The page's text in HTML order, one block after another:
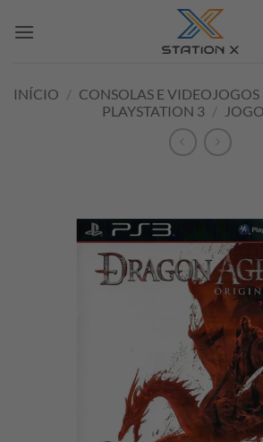
INÍCIO / CONSOLAS E VIDEOJOGOS
PLAYSTATION 3 /